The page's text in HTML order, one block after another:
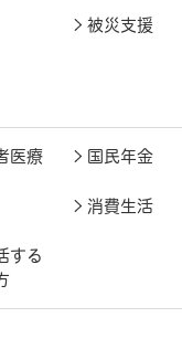
被災支援
医療 国民年金
消費生活
する